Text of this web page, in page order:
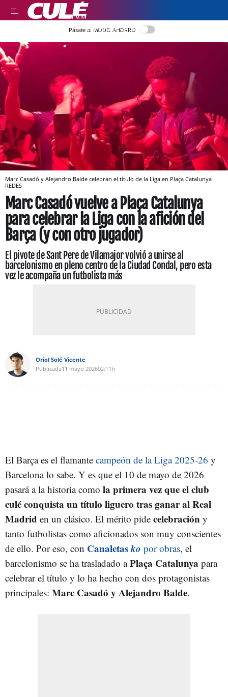
LLEGIR EN CATALÀ
Pásate al MODO AHORRO
Marc Casadó y Alejandro Balde celebran el título de la Liga en Plaça Catalunya
REDES
Marc Casadó vuelve a Plaça Catalunya
para celebrar la Liga con la afición del
Barça (y con otro jugador)
El pivote de Sant Pere de Vilamajor volvió a unirse al
barcelonismo en pleno centro de la Ciudad Condal, pero esta
vez le acompaña un futbolista más
Oriol Solé Vicente
Publicada11 mayo 202602:11h
El Barça es el flamante campeón de la Liga 2025-26 y
Barcelona lo sabe. Y es que el 10 de mayo de 2026
pasará a la historia como la primera vez que el club
culé conquista un título liguero tras ganar al Real
Madrid en un clásico. El mérito pide celebración y
tanto futbolistas como aficionados son muy conscientes
de ello. Por eso, con Canaletasko por obras, el
barcelonismo se ha trasladado aPlaça Catalunya para
celebrar el título y lo ha hecho con dos protagonistas
principales: Marc Casadó y Alejandro Balde.